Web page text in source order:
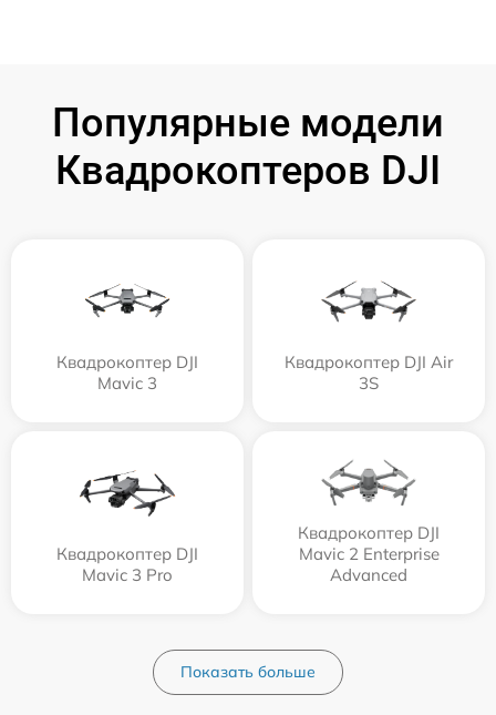
Популярные модели
Квадрокоптеров DJI
Квадрокоптер DJI
Mavic 3
Квадрокоптер DJI Air
3S
Квадрокоптер DJI
Mavic 3 Pro
Квадрокоптер DJI
Mavic 2 Enterprise
Advanced
Показать больше